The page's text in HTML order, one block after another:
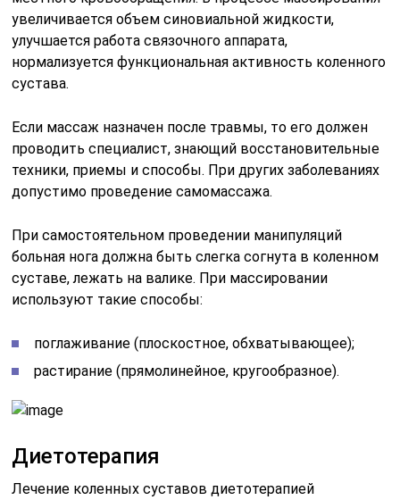
увеличивается объем синовиальной жидкости,
улучшается работа связочного аппарата,
нормализуется функциональная активность коленного
сустава.
Если массаж назначен после травмы, то его должен
проводить специалист, знающий восстановительные
техники, приемы и способы. При других заболеваниях
допустимо проведение самомассажа.
При самостоятельном проведении манипуляций
больная нога должна быть слегка согнута в коленном
суставе, лежать на валике. При массировании
используют такие способы:
поглаживание (плоскостное, обхватывающее);
растирание (прямолинейное, кругообразное).
Диетотерапия
Лечение коленных суставов диетотерапией